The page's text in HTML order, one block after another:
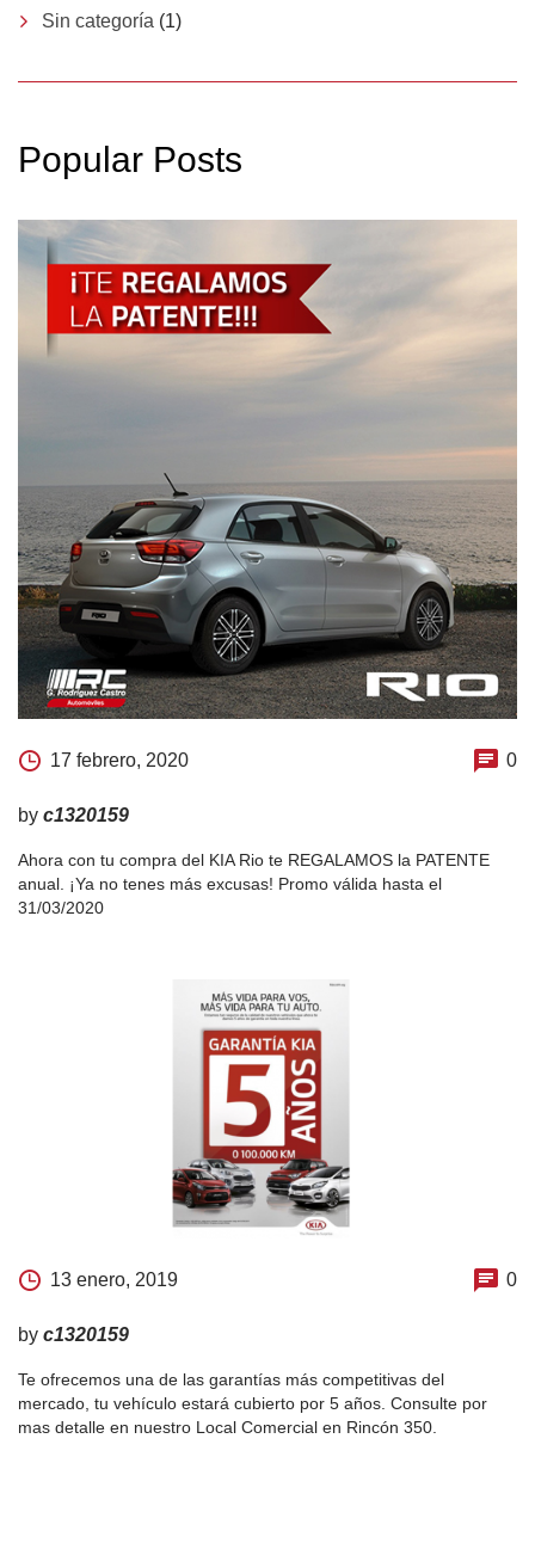
Sin categoría (1)
Popular Posts
17 febrero, 2020 0
by c1320159
Ahora con tu compra del KIA Rio te REGALAMOS la PATENTE
anual. ¡Ya no tenes más excusas! Promo válida hasta el
31/03/2020
13 enero, 2019 0
by c1320159
Te ofrecemos una de las garantías más competitivas del
mercado, tu vehículo estará cubierto por 5 años. Consulte por
mas detalle en nuestro Local Comercial en Rincón 350.